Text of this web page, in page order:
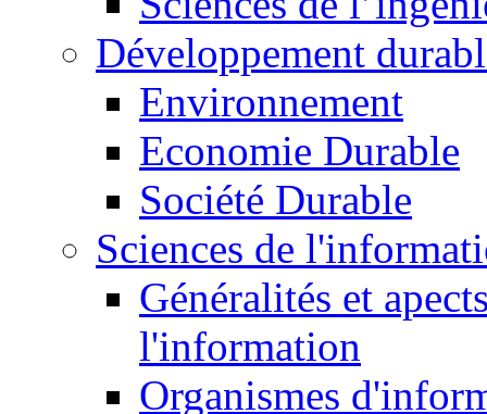
Développement
Environnement
Economie Durable
Société Durable
Sciences de
Généralités et
l'information
Organismes